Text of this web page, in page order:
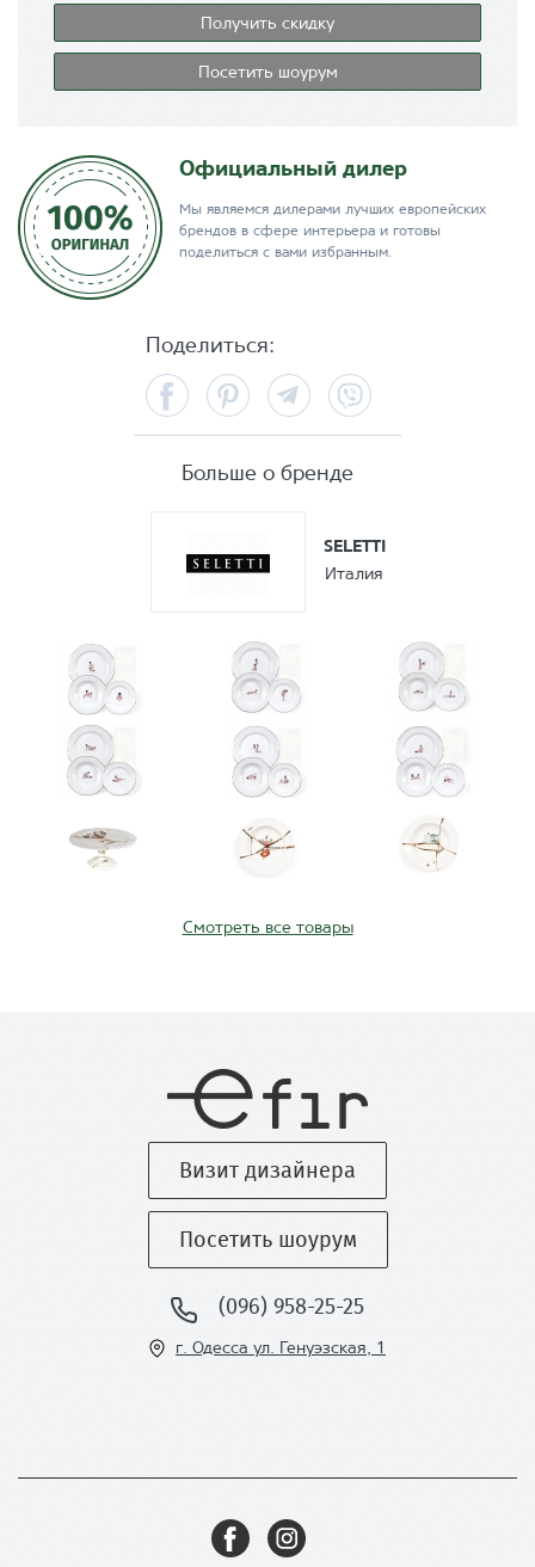
Получить скидку
Посетить шоурум
Официальный дилер
Мы являемся дилерами лучших европейских
брендов в сфере интерьера и готовы
поделиться с вами избранным.
Поделиться:
FacebookPinterest Telegram
Больше о бренде
SELETTI
Италия
Смотреть все товары
г. Одесса ул. Генуэзская, 1
(096) 958-25-25
Посетить шоурум
Визит дизайнера